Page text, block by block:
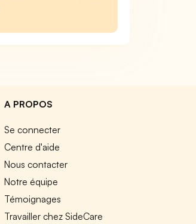
A PROPOS
Se connecter
Centre d'aide
Nous contacter
Notre équipe
Témoignages
Travailler chez SideCare